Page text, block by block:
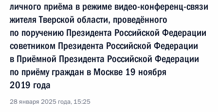
личного приёма в режиме видео-конференц-связи
жителя Тверской области, проведённого
по поручению Президента Российской Федерации
советником Президента Российской Федерации
в Приёмной Президента Российской Федерации
по приёму граждан в Москве 19 ноября
2019 года
28 января 2025 года, 15:25